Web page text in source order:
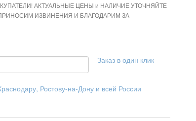
АКТУАЛЬНЫЕ ЦЕНЫ и НАЛИЧИЕ УТОЧНЯЙТЕ
ИЗВИНЕНИЯ И БЛАГОДАРИМ ЗА
Заказ в один клик
Ростову-на-Дону и всей России